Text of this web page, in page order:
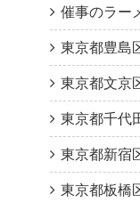
催事のラー
東京都豊島
東京都文京
東京都千代
東京都新宿
東京都板橋